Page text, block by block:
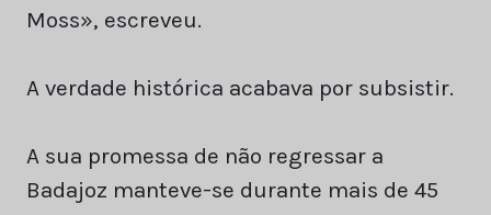
Moss», escreveu.
A verdade histórica acabava por subsistir.
A sua promessa de não regressar a
Badajoz manteve-se durante mais de 45